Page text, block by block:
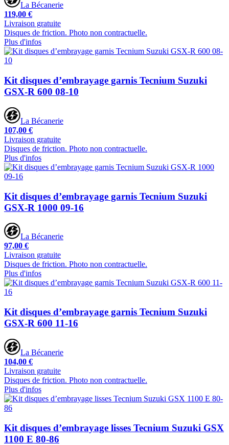
La Bécanerie
119,00 €
Livraison gratuite
Disques de friction. Photo non contractuelle.
Plus d'infos
Kit disques d’embrayage garnis Tecnium Suzuki
GSX-R 600 08-10
La Bécanerie
107,00 €
Livraison gratuite
Disques de friction. Photo non contractuelle.
Plus d'infos
Kit disques d’embrayage garnis Tecnium Suzuki
GSX-R 1000 09-16
La Bécanerie
97,00 €
Livraison gratuite
Disques de friction. Photo non contractuelle.
Plus d'infos
Kit disques d’embrayage garnis Tecnium Suzuki
GSX-R 600 11-16
La Bécanerie
104,00 €
Livraison gratuite
Disques de friction. Photo non contractuelle.
Plus d'infos
Kit disques d’embrayage lisses Tecnium Suzuki GSX
1100 E 80-86